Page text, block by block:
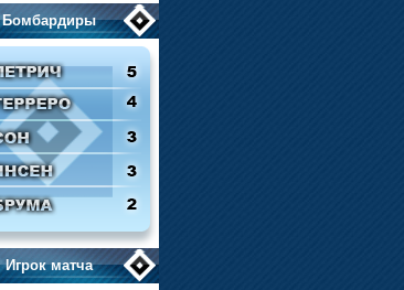
Бомбардиры
Игрок матча